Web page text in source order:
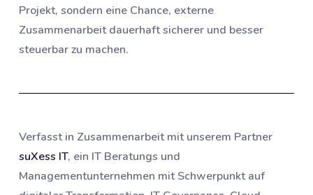
Projekt, sondern eine Chance, externe
Zusammenarbeit dauerhaft sicherer und besser
steuerbar zu machen.
Verfasst in Zusammenarbeit mit unserem Partner
suXess IT, ein IT Beratungs und
Managementunternehmen mit Schwerpunkt auf